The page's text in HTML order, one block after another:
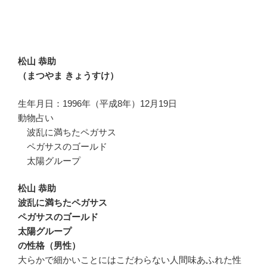
松山 恭助
（まつやま きょうすけ）
生年月日：1996年（平成8年）12月19日
動物占い
波乱に満ちたペガサス
ペガサスのゴールド
太陽グループ
松山 恭助
波乱に満ちたペガサス
ペガサスのゴールド
太陽グループ
の性格（男性）
大らかで細かいことにはこだわらない人間味あふれた性